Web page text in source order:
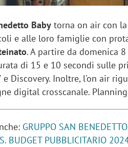
Baby torna on air con
e alle loro famiglie con
. A partire da domenica
di 15 e 10 secondi sulle
e Discovery. Inoltre, l'on air
digital crosscanale. P
GRUPPO SAN
BUDGET PUBBLICITARIO